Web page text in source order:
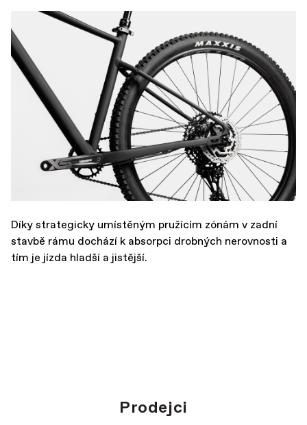
Díky strategicky umístěným pružícím zónám v zadní
stavbě rámu dochází k absorpci drobných nerovnosti a
tím je jízda hladší a jistější.
Prodejci